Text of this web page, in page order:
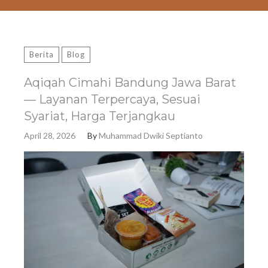
Berita Blog
Aqiqah Cimahi Bandung Jawa Barat
— Layanan Terpercaya, Sesuai
Syariat, Harga Terjangkau
April 28, 2026 ByMuhammad Dwiki Septianto